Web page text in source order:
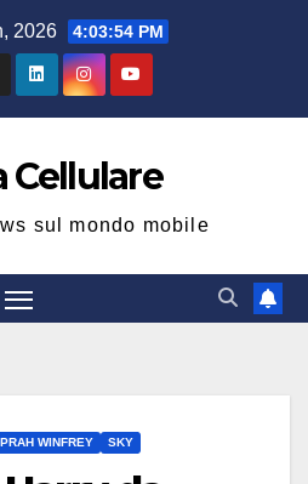
2026 4:03:55 PM
Cellulare
sul mondo mobile
WINFREY SKY